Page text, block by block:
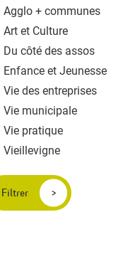
Agglo + communes
Art et Culture
Du côté des assos
Enfance et Jeunesse
Vie des entreprises
Vie municipale
Vie pratique
Vieillevigne
Filtrer